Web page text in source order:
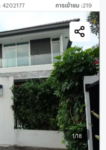
4202177 การเข้าชม 219
1 /18